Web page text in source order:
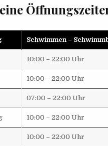
Schwimmen –
10:00 – 22:00 Uhr
10:00 – 22:00 Uhr
07:00 – 22:00 Uhr
10:00 – 22:00 Uhr
10:00 – 22:00 Uhr